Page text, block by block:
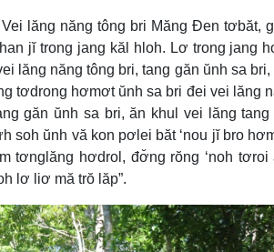
lăng năng tông bri Măng Đen tơbăt,
jĭ trong jang kăl hloh. Lơ trong jang
lăng năng tông bri, tang găn ŭnh sa
tơdrong hơmơt ŭnh sa bri đei vei lăng
găn ŭnh sa bri, ăn khul vei lăng tang
soh ŭnh vă kon pơlei băt ‘nou jĭ bro
tơnglăng hơdrol, đơ̆ng rŏng ‘noh
lơ liơ mă trŏ lăp”.